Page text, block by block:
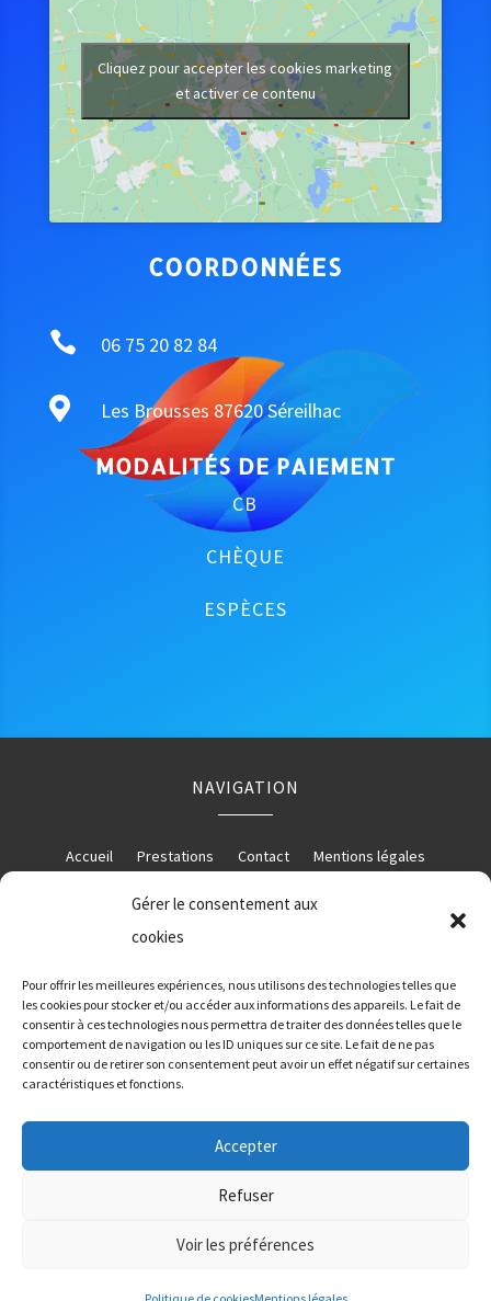
Gérer le consentement aux
cookies
Pour offrir les meilleures expériences, nous utilisons des technologies telles que
les cookies pour stocker et/ou accéder aux informations des appareils. Le fait de
consentir à ces technologies nous permettra de traiter des données telles que le
comportement de navigation ou les ID uniques sur ce site. Le fait de ne pas
consentir ou de retirer son consentement peut avoir un effet négatif sur certaines
caractéristiques et fonctions.
Accepter
Refuser
Voir les préférences
Cliquez pour accepter les cookies marketing
et activer ce contenu
COORDONNÉES
 06 75 20 82 84
 Les Brousses 87620 Séreilhac
MODALITÉS DE PAIEMENT
CB
CHÈQUE
ESPÈCES
NAVIGATION
Accueil Prestations Contact Mentions légales
Les prestations AB Confort
Plomberie Saint-Martin-le-Vieux